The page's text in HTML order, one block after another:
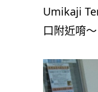
Umikaji
口附近唷～